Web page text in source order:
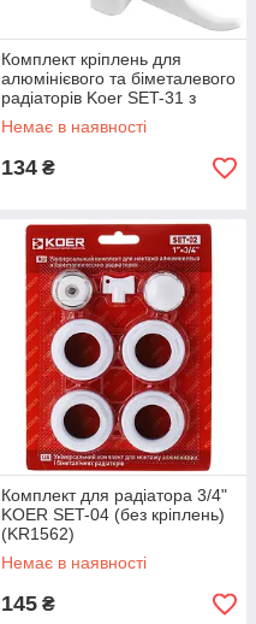
Комплект кріплень для
алюмінієвого та біметалевого
радіаторів Koer SET-31 з
регулюванням (KR5886)
Немає в наявності
134 ₴
Комплект для радіатора 3/4"
KOER SET-04 (без кріплень)
(KR1562)
Немає в наявності
145 ₴